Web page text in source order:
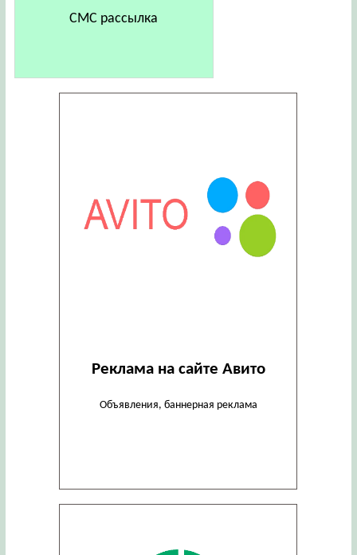
СМС рассылка
Реклама на сайте Авито
Объявления, баннерная реклама